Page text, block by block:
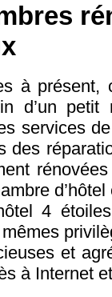
à
d’un petit
services
des
4
et
à Internet